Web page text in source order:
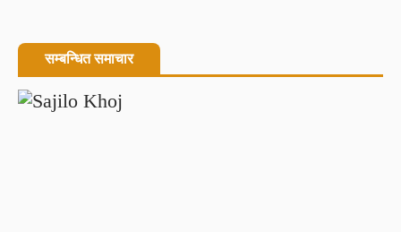
सम्बन्धित समाचार